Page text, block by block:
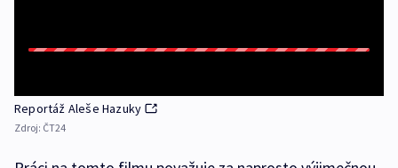
Reportáž Aleše Hazuky
Zdroj: ČT24